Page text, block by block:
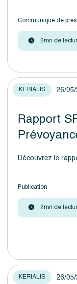
Communiqué de
2mn de
KERIALIS 26/
Rapport
Découvrez le
Publication
2mn de
KERIALIS 26/